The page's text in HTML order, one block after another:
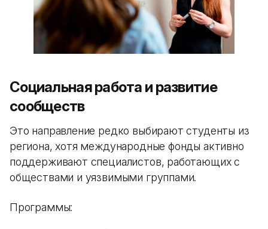
Социальная работа и развитие
сообществ
Это направление редко выбирают студенты из
региона, хотя международные фонды активно
поддерживают специалистов, работающих с
обществами и уязвимыми группами.
Программы: